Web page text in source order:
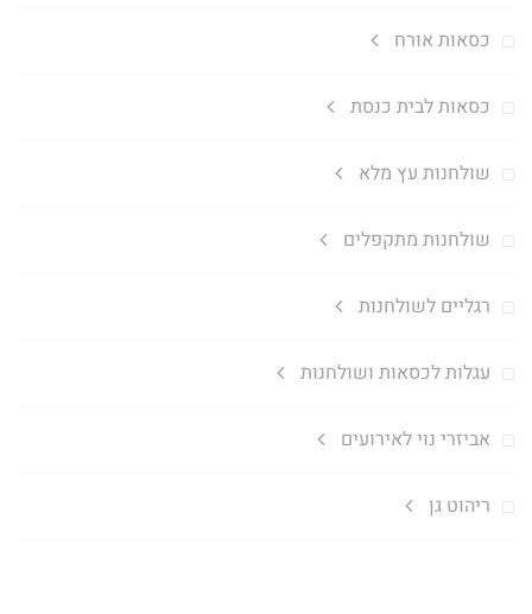
כסאות אורח
כסאות לבית כנסת
שולחנות עץ מלא
שולחנות מתקפלים
רגליים לשולחנות
עגלות לכסאות ושולחנות
אביזרי נוי לאירועים
ריהוט גן